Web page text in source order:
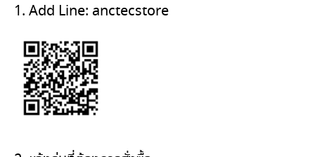
1. Add Line: anctecstore